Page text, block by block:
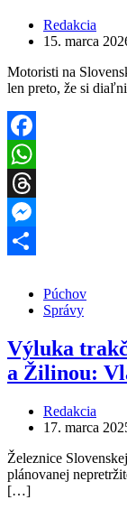
Redakcia
15. marca
Motoristi na
len preto, že si
Facebook
WhatsApp
Threads
Messenger
Púchov
Správy
Výluka
a Žilinou:
Redakcia
17. marca
Železnice
plánovanej
[…]